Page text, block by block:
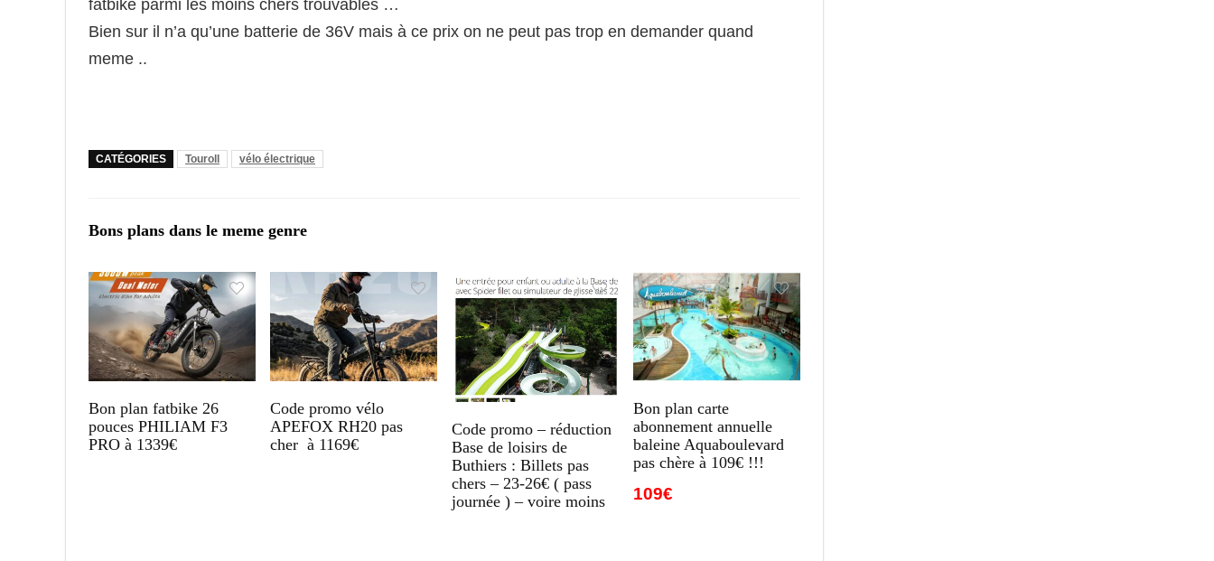
fatbike parmi les moins chers trouvables …
Bien sur il n’a qu’une batterie de 36V mais à ce prix on ne peut pas trop en demander quand
meme ..
CATÉGORIES Touroll vélo électrique
Bons plans dans le meme genre
Bon plan fatbike 26
pouces PHILIAM F3
PRO à 1339€
Code promo vélo
APEFOX RH20 pas
cher à 1169€
Code promo – réduction
Base de loisirs de
Buthiers : Billets pas
chers – 23-26€ ( pass
journée ) – voire moins
Bon plan carte
abonnement annuelle
baleine Aquaboulevard
pas chère à 109€ !!!
109€